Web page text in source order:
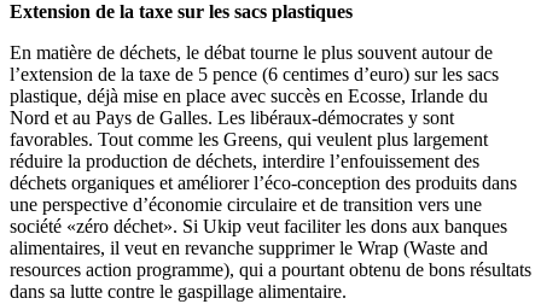
Extension de la taxe sur les sacs plastiques
En matière de déchets, le débat tourne le plus souvent autour de
l’extension de la taxe de 5 pence (6 centimes d’euro) sur les sacs
plastique, déjà mise en place avec succès en Ecosse, Irlande du
Nord et au Pays de Galles. Les libéraux-démocrates y sont
favorables. Tout comme les Greens, qui veulent plus largement
réduire la production de déchets, interdire l’enfouissement des
déchets organiques et améliorer l’éco-conception des produits dans
une perspective d’économie circulaire et de transition vers une
société «zéro déchet». Si Ukip veut faciliter les dons aux banques
alimentaires, il veut en revanche supprimer le Wrap (Waste and
resources action programme), qui a pourtant obtenu de bons résultats
dans sa lutte contre le gaspillage alimentaire.